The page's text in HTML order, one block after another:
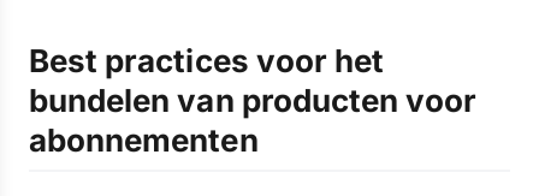
Best practices voor het
bundelen van producten voor
abonnementen